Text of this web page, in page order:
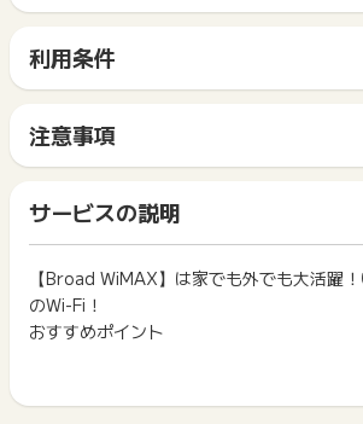
【ポイント獲得対象外条件】
・Web新規申込ボタン以外からの申し込み
ム、法人専用窓口等）
・申込後の端末受け取り拒否、申込後の詳
によるキャンセル
・初期契約解除制度による短期解約
・虚偽記載/いたずら/重複申込/口座やクレ
場合/本人確認が取れないお申込
・当広告主を利用したことがある方
・他広告経由での申込 (最終クリックが他
・Web申込み後、30日以上経過しても開通
だし広告主都合で発送が遅延する場合には
ません）
・その他、広告主が不正申込み・正常な申
た場合
利用条件
サイトに移動してからお申し込みやお買い
間に、同じブラウザ（※）で他のサイトに
ト獲得ができません。
「 サイトへ行ってポイントGET 」ボタン
ス・お買い物利用時で、デバイス・ブラウ
イント獲得ができません。
2回以上同じお買い物・サービスをご利用
ポイントタウンに戻り、「 サイトへ行って
タンを押してからご利用ください。
下記の事項に該当する場合、広告主側で対
注意事項
一部のサービスにつきましては、1商品に
は切り捨てとなります。
ポイント獲得が1ポイント未満のものは切
ント履歴には記載されません。
原則として広告主側のポイント等を利用し
につきましては、ポイントタウンのポイン
まれません。
広告主が運営しているサービスの都合もし
商品の交換や一部でもキャンセルされた場
になる可能性もございます。
サービスの説明
【Broad WiMAX】は家でも外でも大活躍
のWi-Fi！
おすすめポイント
① 工事不要！カンタン接続＆最短当日発送
届いたその日からスグにインターネット